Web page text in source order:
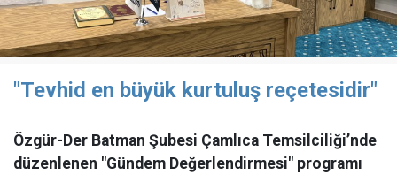
"Tevhid en büyük kurtuluş reçetesidir"
Özgür-Der Batman Şubesi Çamlıca Temsilciliği’nde
düzenlenen "Gündem Değerlendirmesi" programı